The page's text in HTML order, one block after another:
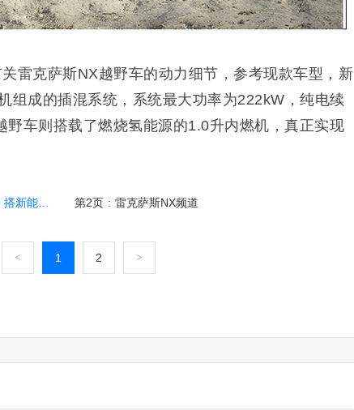
雷克萨斯NX越野车的动力细节，参考现款车型，新
组成的插混系统，系统最大功率为222kW，纯电续
野车则搭载了燃烧氢能源的1.0升内燃机，真正实现
全新车漆 第2页 : 雷克萨斯NX频道
< 1 2 >